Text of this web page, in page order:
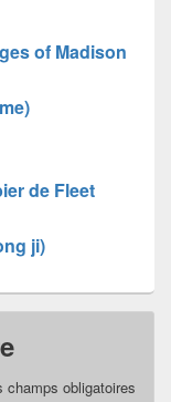
of Madison
de Fleet
ji)
champs obligatoires